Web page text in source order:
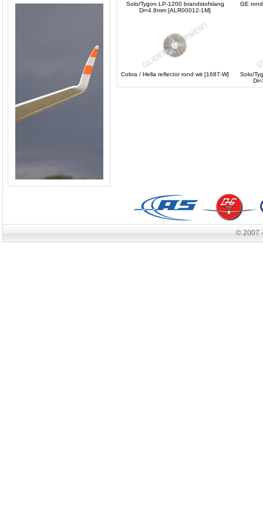
Solo/Tygon LP-1200 brandstofslang
Di=4.8mm [ALR00012-1M]
GE
Cobra / Hella reflector rond wit [1687-W]
Solo/
© 2007